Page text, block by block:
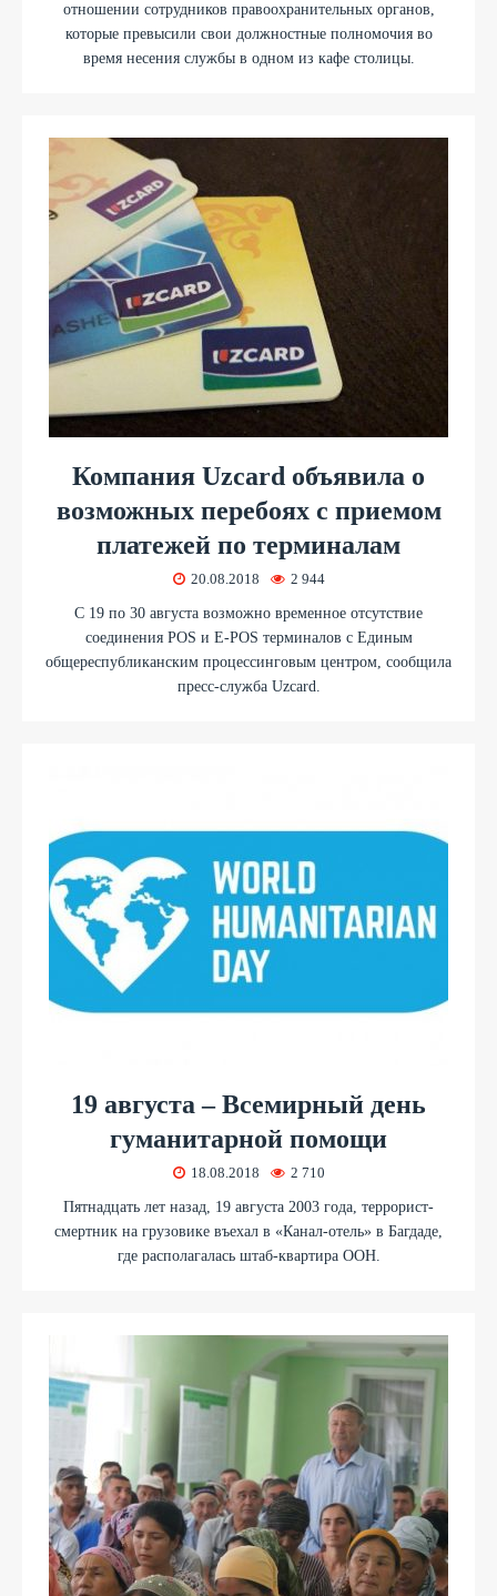
отношении сотрудников правоохранительных органов,
которые превысили свои должностные полномочия во
время несения службы в одном из кафе столицы.
Компания Uzcard объявила о
возможных перебоях с приемом
платежей по терминалам
20.08.2018 2 944
С 19 по 30 августа возможно временное отсутствие
соединения POS и E-POS терминалов с Единым
общереспубликанским процессинговым центром, сообщила
пресс-служба Uzcard.
19 августа – Всемирный день
гуманитарной помощи
18.08.2018 2 710
Пятнадцать лет назад, 19 августа 2003 года, террорист-
смертник на грузовике въехал в «Канал-отель» в Багдаде,
где располагалась штаб-квартира ООН.